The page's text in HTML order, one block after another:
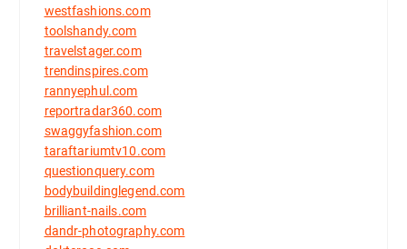
westfashions.com
toolshandy.com
travelstager.com
trendinspires.com
rannyephul.com
reportradar360.com
swaggyfashion.com
taraftariumtv10.com
questionquery.com
bodybuildinglegend.com
brilliant-nails.com
dandr-photography.com